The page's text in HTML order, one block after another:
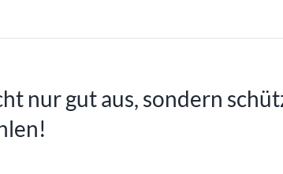
nur gut aus, sondern